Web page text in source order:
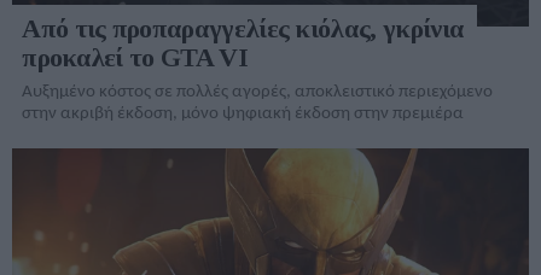
Από τις προπαραγγελίες κιόλας, γκρίνια
προκαλεί το GTA VI
Αυξημένο κόστος σε πολλές αγορές, αποκλειστικό περιεχόμενο
στην ακριβή έκδοση, μόνο ψηφιακή έκδοση στην πρεμιέρα